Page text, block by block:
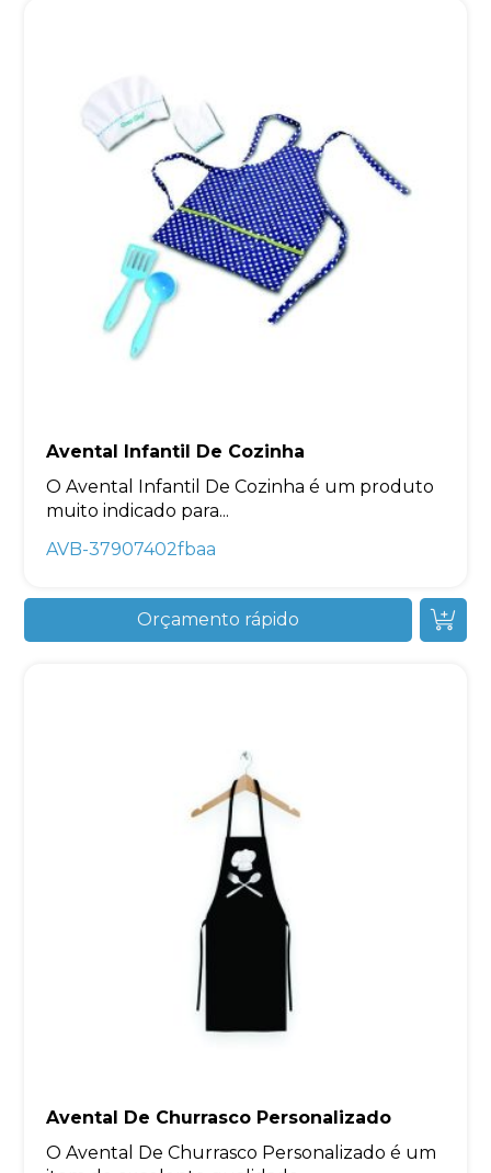
Avental Infantil De Cozinha
O Avental Infantil De Cozinha é um produto
muito indicado para...
AVB-37907402fbaa
Orçamento rápido
Avental De Churrasco Personalizado
O Avental De Churrasco Personalizado é um